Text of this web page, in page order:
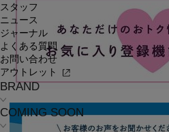
スタッフ
ニュース
ジャーナル
よくある質問
お問い合わせ
アウトレット
BRAND
COMING SOON